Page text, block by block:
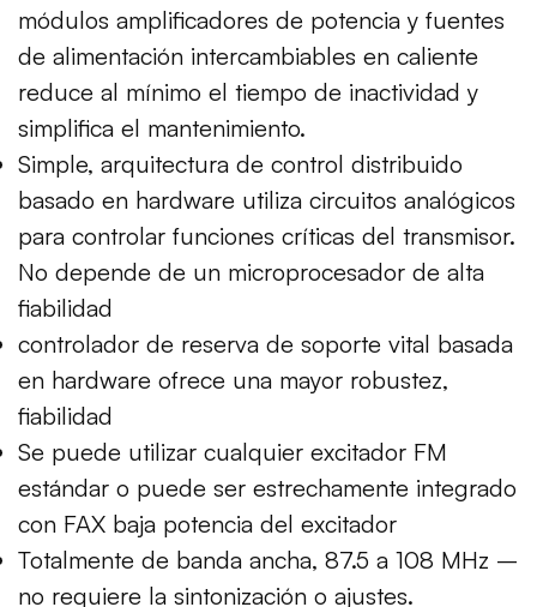
módulos amplificadores de potencia y fuentes
de alimentación intercambiables en caliente
reduce al mínimo el tiempo de inactividad y
simplifica el mantenimiento.
Simple, arquitectura de control distribuido
basado en hardware utiliza circuitos analógicos
para controlar funciones críticas del transmisor.
No depende de un microprocesador de alta
fiabilidad
controlador de reserva de soporte vital basada
en hardware ofrece una mayor robustez,
fiabilidad
Se puede utilizar cualquier excitador FM
estándar o puede ser estrechamente integrado
con FAX baja potencia del excitador
Totalmente de banda ancha, 87.5 a 108 MHz –
no requiere la sintonización o ajustes.